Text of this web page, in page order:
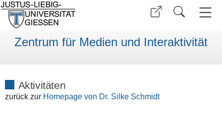
Zentrum für Medien und Interaktivität
Aktivitäten
zurück zur Homepage von Dr. Silke Schmidt